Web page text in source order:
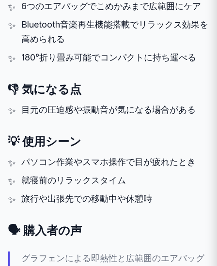
6つのエアバッグでこめかみまで広範囲にケア
Bluetooth音楽再生機能搭載でリラックス効果を
高められる
180°折り畳み可能でコンパクトに持ち運べる
👎 気になる点
目元の圧迫感や振動音が気になる場合がある
💡 使用シーン
パソコン作業やスマホ操作で目が疲れたとき
就寝前のリラックスタイム
旅行や出張先での移動中や休憩時
🗣️ 購入者の声
グラフェンによる即熱性と広範囲のエアバッグ